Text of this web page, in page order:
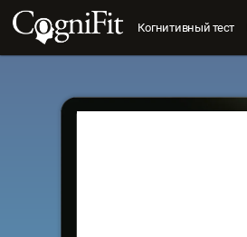
Когнитивный тест